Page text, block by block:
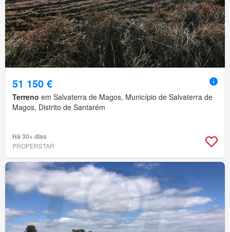
51 150 €
Terreno em Salvaterra de Magos, Município de Salvaterra de
Magos, Distrito de Santarém
Há 30+ dias
PROPERSTAR